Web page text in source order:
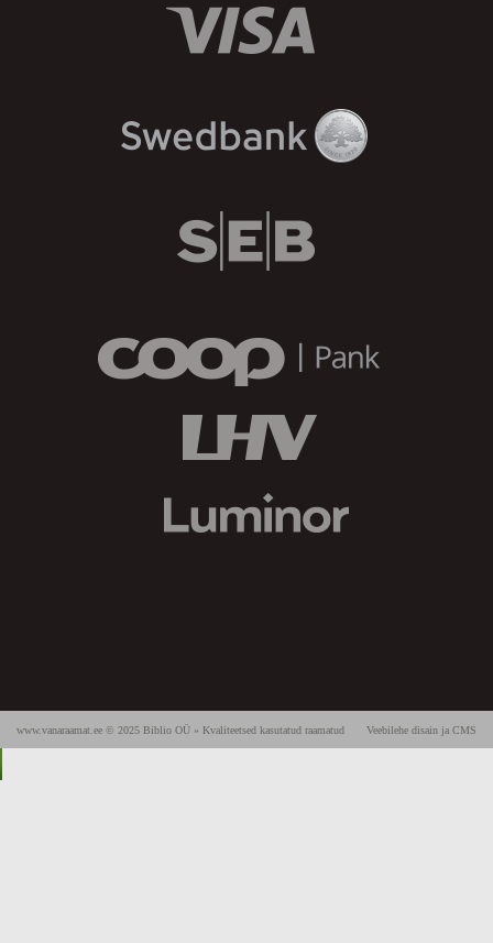
Veebilehe disain ja CMS
www.vanaraamat.ee © 2025 Biblio OÜ » Kvaliteetsed kasutatud raamatud